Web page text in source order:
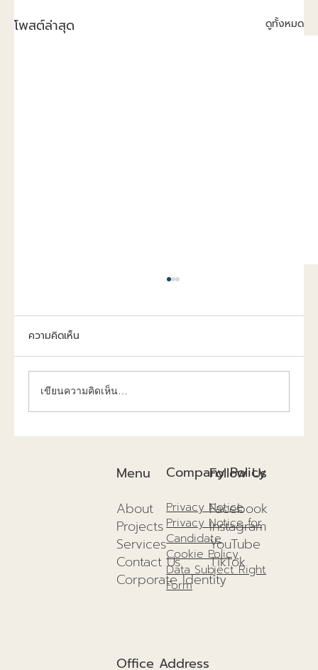
โพสต์ล่าสุด ดูทั้งหมด
แวดล้อม และอนาคตที่ดีกว่าเดิม!
ความคิดเห็น
เขียนความคิดเห็น…
Menu
About
Projects
Services
Contact Us
Corporate Identity
Office Address
Follow Us
Facebook
Instagram
YouTube
TikTok
Company Policy
Privacy Notice
Privacy Notice for
Candidate
Cookie Policy
Data Subject Right
Form